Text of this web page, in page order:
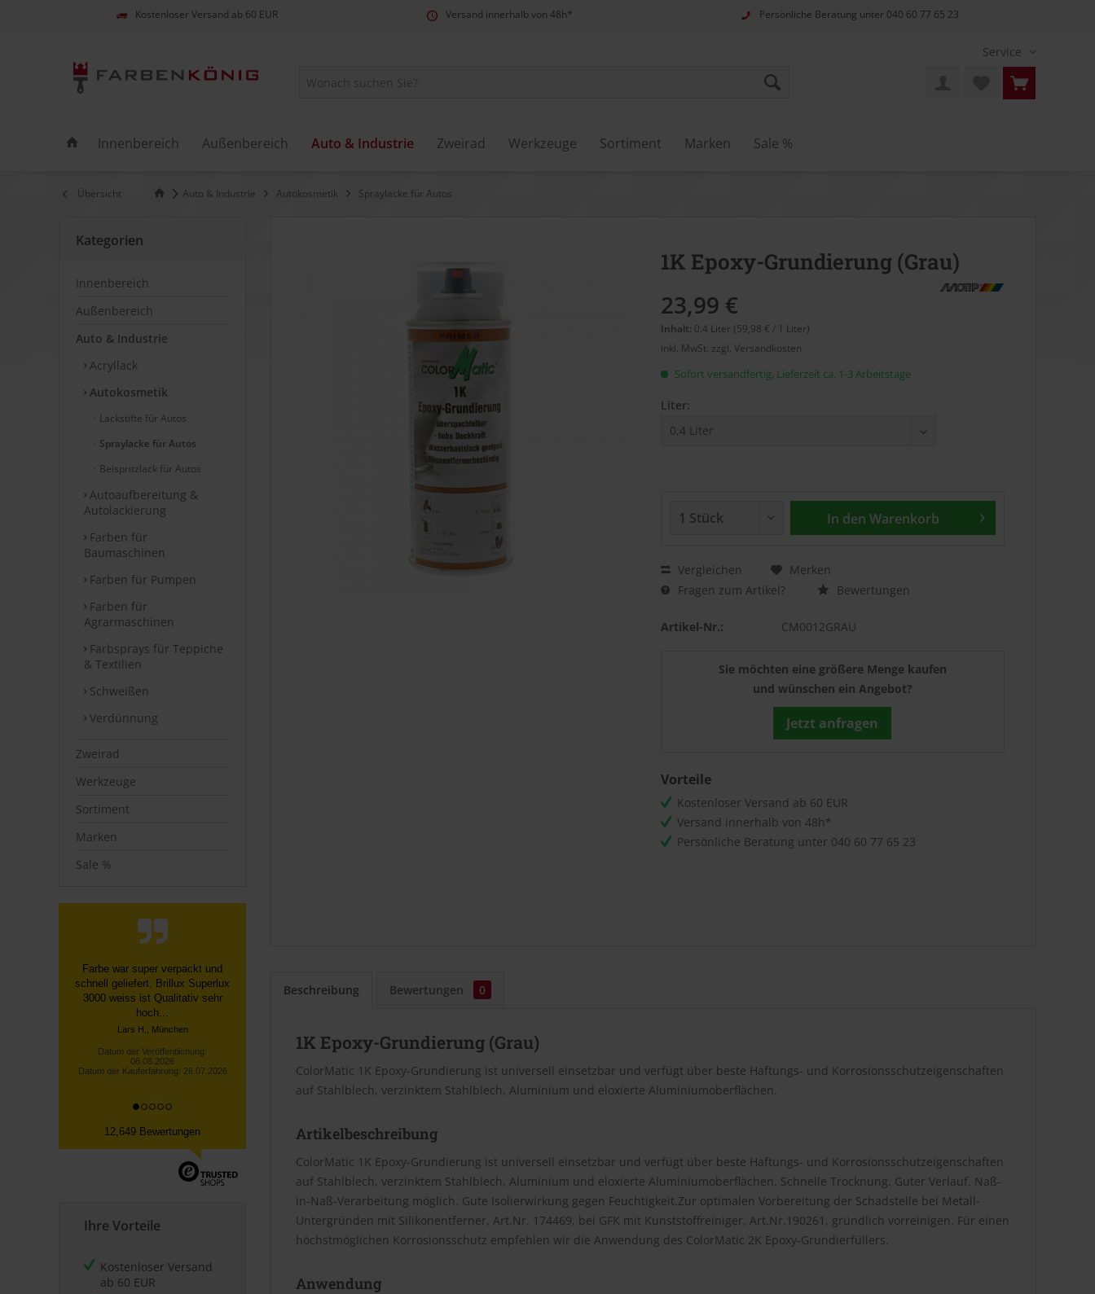
Kostenloser Versand ab 60 EUR Versand innerhalb von 48h* Persönliche Beratung unter 040 60 77 65 23
Service
Innenbereich Außenbereich Auto & Industrie Zweirad Werkzeuge Sortiment Marken Sale %
Übersicht Auto & Industrie Autokosmetik Spraylacke für Autos
Kategorien
Innenbereich
Außenbereich
Auto & Industrie
Acryllack
Autokosmetik
Lackstifte für Autos
Spraylacke für Autos
Beispritzlack für Autos
Autoaufbereitung &
Autolackierung
Farben für
Baumaschinen
Farben für Pumpen
Farben für
Agrarmaschinen
Farbsprays für Teppiche
& Textilien
Schweißen
Verdünnung
Zweirad
Werkzeuge
Sortiment
Marken
Sale %
Unkompliziert und nett, sehr
gerne wieder, vielen Dank für die
Gummibärchen!
06.08.2026
12,649 Bewertungen
Ihre Vorteile
Kostenloser Versand
ab 60 EUR
1K Epoxy-Grundierung (Grau)
23,99 €
Inhalt: 0.4 Liter (59,98 € / 1 Liter)
inkl. MwSt. zzgl. Versandkosten
Sofort versandfertig, Lieferzeit ca. 1-3 Arbeitstage
Liter:
In den Warenkorb
Vergleichen
Merken
Fragen zum Artikel?
Bewertungen
Artikel-Nr.: CM0012GRAU
Sie möchten eine größere Menge kaufen
und wünschen ein Angebot?
Jetzt anfragen
Vorteile
Kostenloser Versand ab 60 EUR
Versand innerhalb von 48h*
Persönliche Beratung unter 040 60 77 65 23
Beschreibung Bewertungen 0
1K Epoxy-Grundierung (Grau)
ColorMatic 1K Epoxy-Grundierung ist universell einsetzbar und verfügt über beste Haftungs- und Korrosionsschutzeigenschaften
auf Stahlblech, verzinktem Stahlblech, Aluminium und eloxierte Aluminiumoberflächen.
Artikelbeschreibung
ColorMatic 1K Epoxy-Grundierung ist universell einsetzbar und verfügt über beste Haftungs- und Korrosionsschutzeigenschaften
auf Stahlblech, verzinktem Stahlblech, Aluminium und eloxierte Aluminiumoberflächen. Schnelle Trocknung. Guter Verlauf. Naß-
in-Naß-Verarbeitung möglich. Gute Isolierwirkung gegen Feuchtigkeit.Zur optimalen Vorbereitung der Schadstelle bei Metall-
Untergründen mit Silikonentferner, Art.Nr. 174469, bei GFK mit Kunststoffreiniger, Art.Nr.190261, gründlich vorreinigen. Für einen
höchstmöglichen Korrosionsschutz empfehlen wir die Anwendung des ColorMatic 2K Epoxy-Grundierfüllers.
Anwendung